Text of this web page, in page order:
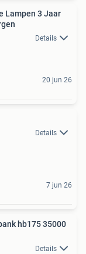
3 Jaar
Details
20 jun 26
Details
7 jun 26
hb175 35000
Details